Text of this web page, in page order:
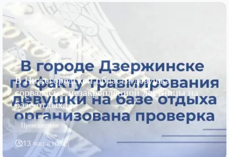
В Нижегородской области девушка
сорвалась с незакреплённой лестницы на
базе отдыха
Происшествия
13 часов назад